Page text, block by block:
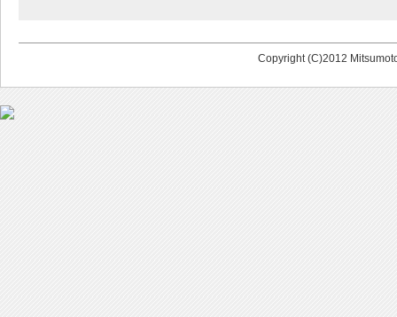
Copyright (C)2012